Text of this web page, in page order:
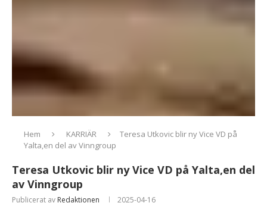
Hem KARRIÄR
Teresa Utkovic blir ny Vice VD på
Yalta,en del av Vinngroup
Teresa Utkovic blir ny Vice VD på Yalta,en del
av Vinngroup
Publicerat av Redaktionen 2025-04-16